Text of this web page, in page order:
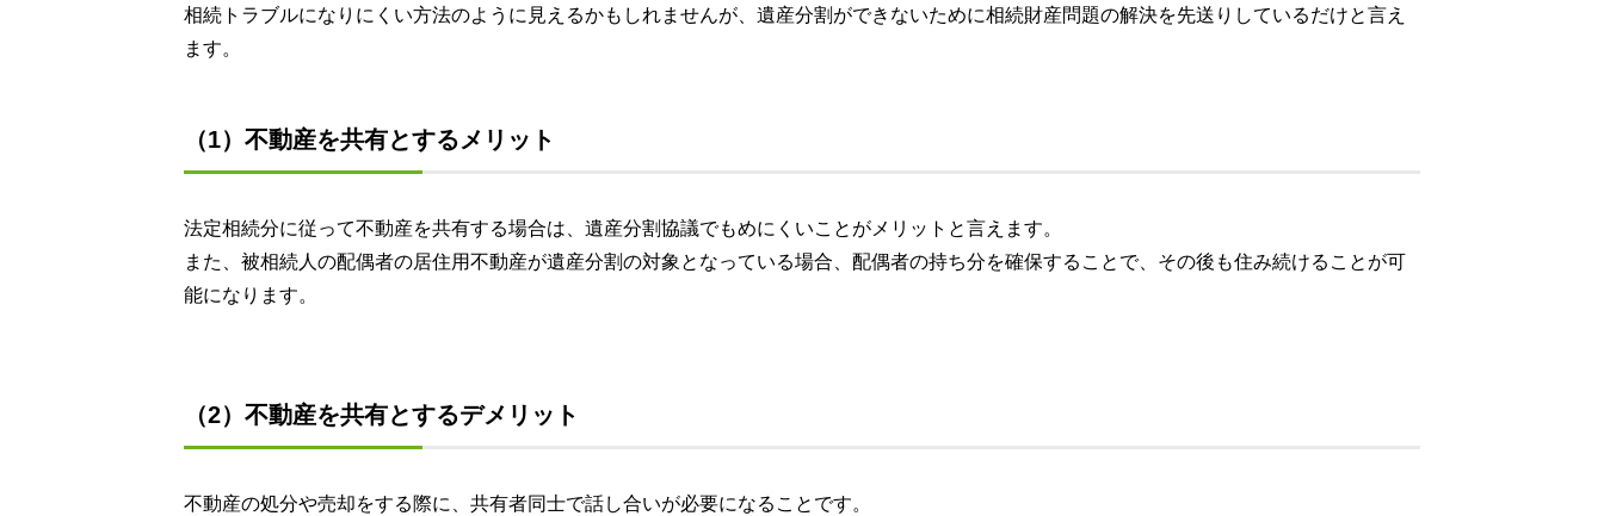
相続トラブルになりにくい方法のように見えるかもしれませんが、遺産分割ができないために相続財産問題の解決を先送りしているだけと言え
ます。
（1）不動産を共有とするメリット
法定相続分に従って不動産を共有する場合は、遺産分割協議でもめにくいことがメリットと言えます。
また、被相続人の配偶者の居住用不動産が遺産分割の対象となっている場合、配偶者の持ち分を確保することで、その後も住み続けることが可
能になります。
（2）不動産を共有とするデメリット
不動産の処分や売却をする際に、共有者同士で話し合いが必要になることです。